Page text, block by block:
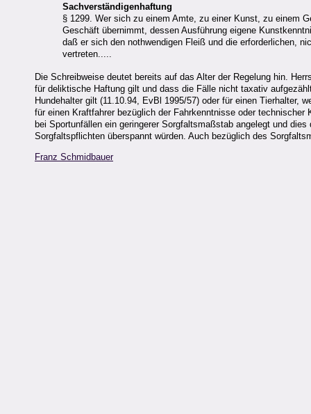
Sachverständigenhaftung
§ 1299. Wer sich zu einem Amte, zu einer Kunst, zu einem
Geschäft übernimmt, dessen Ausführung eigene
daß er sich den nothwendigen Fleiß und die erforderlichen,
vertreten.....
Die Schreibweise deutet bereits auf das Alter der Regelung hin.
für deliktische Haftung gilt und dass die Fälle nicht taxativ
Hundehalter gilt (11.10.94, EvBl 1995/57) oder für einen Tierhalter,
für einen Kraftfahrer bezüglich der Fahrkenntnisse oder
bei Sportunfällen ein geringerer Sorgfaltsmaßstab angelegt und
Sorgfaltspflichten überspannt würden. Auch bezüglich des
Franz Schmidbauer